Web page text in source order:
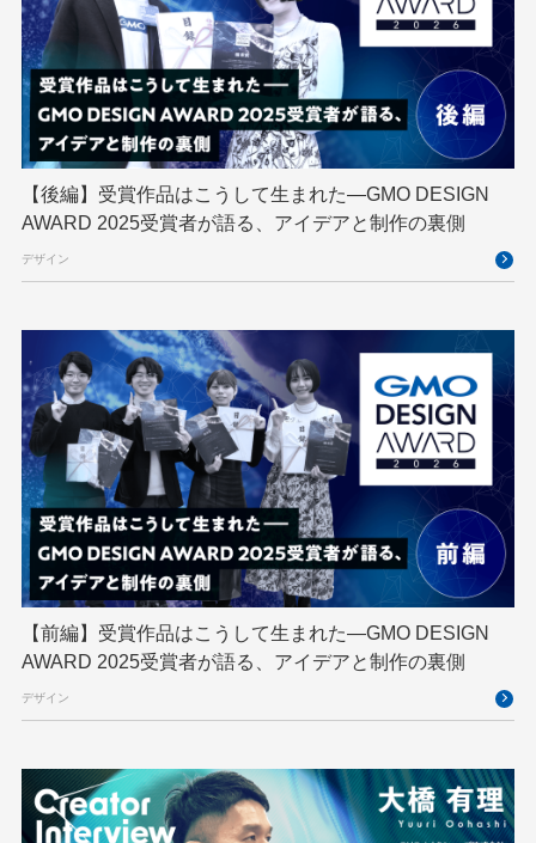
GMO AI＆ロボティクス商事 GMO AIR
GMO DESIGN AWARD GMO Developers Day
GMO Developers Night GMO Flatt Security
GMO GPUクラウド GMO Hacking Night
GMO kitaQ GMO SONIC GMOアドパートナーズ
GMOアドマーケティング GMOインターネット
GMOコネクト GMOサイバーセキュリティ byイエラエ
GMOデジキッズ GMOブランドセキュリティ
GMOペイメントゲートウェイ GMOペパボ
GMOメイクショップ GMOメディア GMOロボッツ
GMO大会議 GMO天秤AI Go GPUクラウド
GTB Hack-1グランプリ IETF iOS
Japan Drone
Java JJUG JSAI2026 K8s
Kaigi on Rails
Perl PHP PHPcon PHPerKaigi
Python RFC RPA Ruby
【後編】受賞作品はこうして生まれた—GMO DESIGN
AWARD 2025受賞者が語る、アイデアと制作の裏側
デザイン
【前編】受賞作品はこうして生まれた—GMO DESIGN
AWARD 2025受賞者が語る、アイデアと制作の裏側
デザイン